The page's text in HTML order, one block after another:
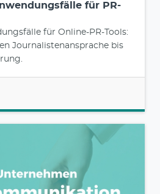
für PR-
für Online-PR-Tools:
Journalistenansprache bis